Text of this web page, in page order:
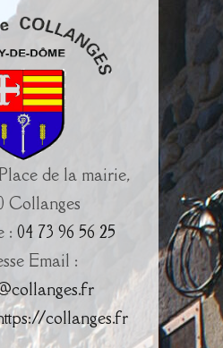
de la mairie,
Collanges
: 04 73 96 56 25
Email :
collanges.fr